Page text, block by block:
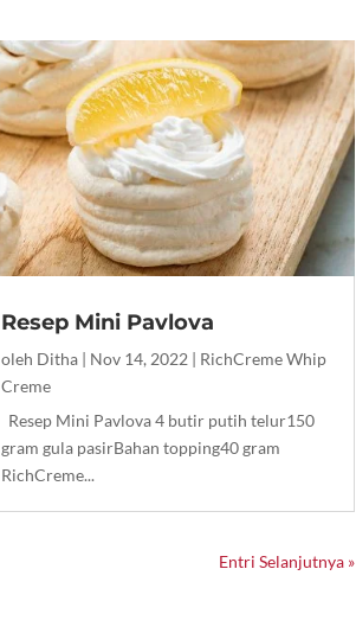
Resep Mini Pavlova
oleh Ditha | Nov 14, 2022 | RichCreme Whip
Creme
Resep Mini Pavlova 4 butir putih telur150
gram gula pasirBahan topping40 gram
RichCreme...
Entri Selanjutnya »